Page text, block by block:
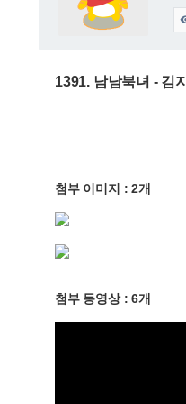
1391. 남남북녀 - 김
첨부 이미지 : 2개
첨부 동영상 : 6개